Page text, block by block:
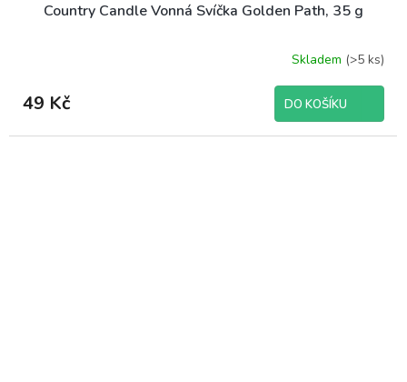
Country Candle Vonná Svíčka Golden Path, 35 g
produktu
je
Skladem (>5 ks)
49 Kč DO KOŠÍKU